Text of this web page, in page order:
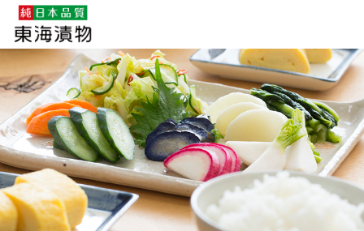
企業・採用情報 社会貢献 品質保証